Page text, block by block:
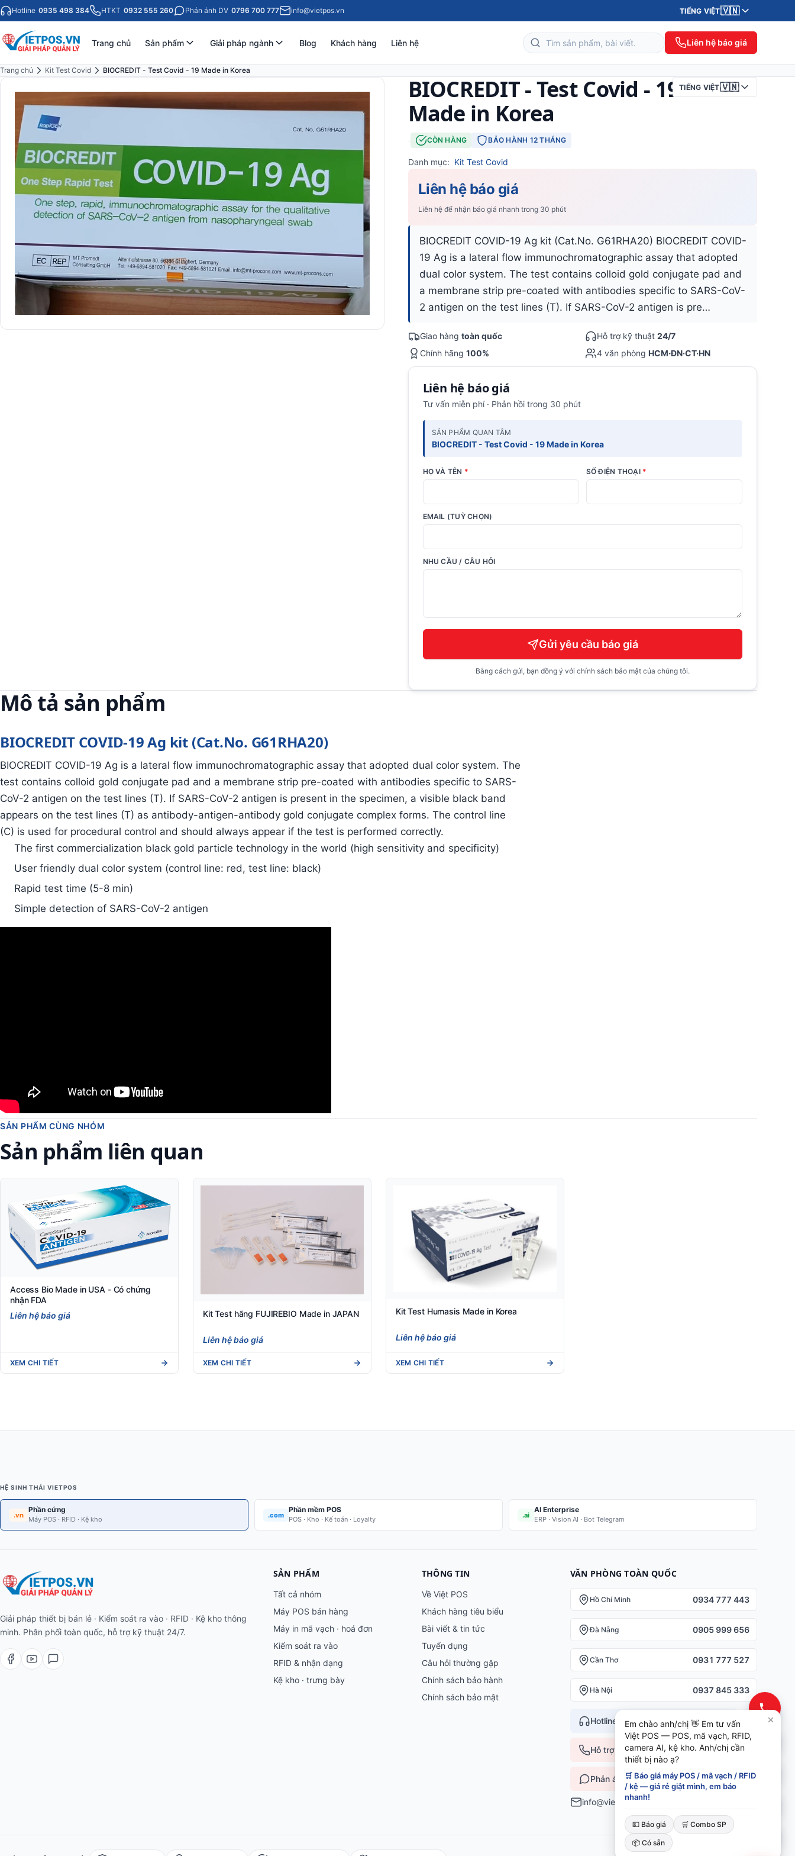
Hotline 0935 498 384 HTKT 0932 555 260 Phản ánh DV 0796 700 777 info@vietpos.vn TIẾNG VIỆT🇻🇳
Trang chủ Sản phẩm Giải pháp ngành Blog Khách hàng Liên hệ Liên hệ báo giá
Trang chủ Kit Test Covid
BIOCREDIT - Test Covid - 19 Made in Korea
TIẾNG VIỆT🇻🇳
BIOCREDIT - Test Covid - 19
Made in Korea
· CÒN HÀNG BẢO HÀNH 12 THÁNG
Danh mục: Kit Test Covid
Liên hệ báo giá
Liên hệ để nhận báo giá nhanh trong 30 phút
BIOCREDIT COVID-19 Ag kit (Cat.No. G61RHA20) BIOCREDIT COVID-
19 Ag is a lateral flow immunochromatographic assay that adopted
dual color system. The test contains colloid gold conjugate pad and
a membrane strip pre-coated with antibodies specific to SARS-CoV-
2 antigen on the test lines (T). If SARS-CoV-2 antigen is pre…
Giao hàng toàn quốc Hỗ trợ kỹ thuật 24/7
Chính hãng 100% 4 văn phòng HCM·ĐN·CT·HN
Liên hệ báo giá
Tư vấn miễn phí · Phản hồi trong 30 phút
SẢN PHẨM QUAN TÂM
BIOCREDIT - Test Covid - 19 Made in Korea
HỌ VÀ TÊN * SỐ ĐIỆN THOẠI *
EMAIL (TUỲ CHỌN)
NHU CẦU / CÂU HỎI
Gửi yêu cầu báo giá
Bằng cách gửi, bạn đồng ý với chính sách bảo mật của chúng tôi.
Mô tả sản phẩm
BIOCREDIT COVID-19 Ag kit (Cat.No. G61RHA20)
BIOCREDIT COVID-19 Ag is a lateral flow immunochromatographic assay that adopted dual color system. The
test contains colloid gold conjugate pad and a membrane strip pre-coated with antibodies specific to SARS-
CoV-2 antigen on the test lines (T). If SARS-CoV-2 antigen is present in the specimen, a visible black band
appears on the test lines (T) as antibody-antigen-antibody gold conjugate complex forms. The control line
(C) is used for procedural control and should always appear if the test is performed correctly.
The first commercialization black gold particle technology in the world (high sensitivity and specificity)
User friendly dual color system (control line: red, test line: black)
Rapid test time (5-8 min)
Simple detection of SARS-CoV-2 antigen
SẢN PHẨM CÙNG NHÓM
Sản phẩm liên quan
Access Bio Made in USA - Có chứng
nhận FDA
Liên hệ báo giá
XEM CHI TIẾT
Kit Test hãng FUJIREBIO Made in JAPAN
Liên hệ báo giá
XEM CHI TIẾT
Kit Test Humasis Made in Korea
Liên hệ báo giá
XEM CHI TIẾT
HỆ SINH THÁI VIETPOS
.vn
Phần cứng
Máy POS · RFID · Kệ kho
.com
Phần mềm POS
POS · Kho · Kế toán · Loyalty
.ai
AI Enterprise
ERP · Vision AI · Bot Telegram
Giải pháp thiết bị bán lẻ · Kiểm soát ra vào · RFID · Kệ kho thông
minh. Phân phối toàn quốc, hỗ trợ kỹ thuật 24/7.
SẢN PHẨM
Tất cả nhóm
Máy POS bán hàng
Máy in mã vạch · hoá đơn
Kiểm soát ra vào
RFID & nhận dạng
Kệ kho · trưng bày
THÔNG TIN
Về Việt POS
Khách hàng tiêu biểu
Bài viết & tin tức
Tuyển dụng
Câu hỏi thường gặp
Chính sách bảo hành
Chính sách bảo mật
VĂN PHÒNG TOÀN QUỐC
Hồ Chí Minh 0934 777 443
Đà Nẵng 0905 999 656
Cần Thơ 0931 777 527
Hà Nội 0937 845 333
Hotline toàn quốc —0935 498 384
Hỗ trợ KT 24/7 —0932 555 260
Phản ánh dịch vụ —0796 700 777
info@vietpos.vn
Em chào anh/chị 👋 Em tư vấn
Việt POS — POS, mã vạch, RFID,
camera AI, kệ kho. Anh/chị cần
thiết bị nào ạ?
🛒 Báo giá máy POS / mã vạch / RFID
/ kệ — giá rẻ giật mình, em báo
nhanh!
💵 Báo giá 🛒 Combo SP
📦 Có sẵn